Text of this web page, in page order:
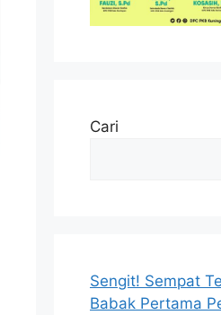
Cari
Sengit! Sempat
Babak Pertama